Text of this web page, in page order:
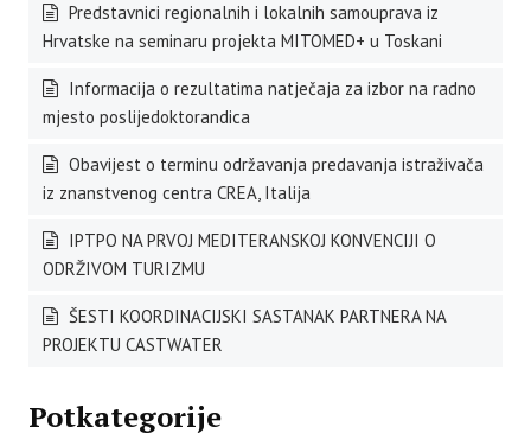
Predstavnici regionalnih i lokalnih samouprava iz
Hrvatske na seminaru projekta MITOMED+ u Toskani
Informacija o rezultatima natječaja za izbor na radno
mjesto poslijedoktorandica
Obavijest o terminu održavanja predavanja istraživača
iz znanstvenog centra CREA, Italija
IPTPO NA PRVOJ MEDITERANSKOJ KONVENCIJI O
ODRŽIVOM TURIZMU
ŠESTI KOORDINACIJSKI SASTANAK PARTNERA NA
PROJEKTU CASTWATER
Potkategorije